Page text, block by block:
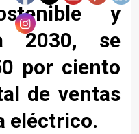
y
2030, se
por ciento
de ventas
eléctrico.